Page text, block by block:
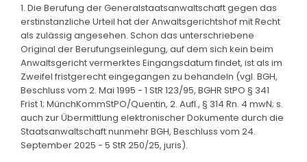
1. Die Berufung der Generalstaatsanwaltschaft gegen das
erstinstanzliche Urteil hat der Anwaltsgerichtshof mit Recht
als zulässig angesehen. Schon das unterschriebene
Original der Berufungseinlegung, auf dem sich kein beim
Anwaltsgericht vermerktes Eingangsdatum findet, ist als im
Zweifel fristgerecht eingegangen zu behandeln (vgl. BGH,
Beschluss vom 2. Mai 1995 - 1 StR 123/95, BGHR StPO § 341
Frist 1; MünchKommStPO/Quentin, 2. Aufl., § 314 Rn. 4 mwN; s.
auch zur Übermittlung elektronischer Dokumente durch die
Staatsanwaltschaft nunmehr BGH, Beschluss vom 24.
September 2025 - 5 StR 250/25, juris).